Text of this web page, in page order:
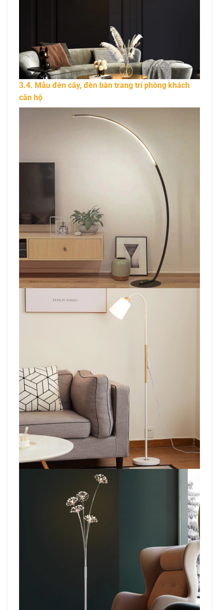
3.4. Mẫu đèn cây, đèn bàn trang trí phòng khách
căn hộ